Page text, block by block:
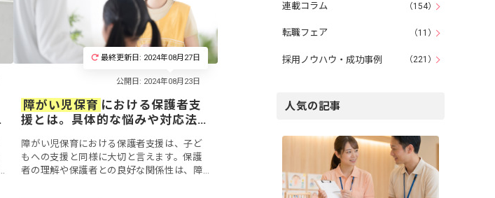
最終更新日: 2024年08月27日
障がい児保育 における保護者支
援とは。具体的な悩みや対応法
障がい児保育における保護者支援は、子ど
もへの支援と同様に大切と言えます。保護
者の理解や保護者との良好な関係性は、障
連載コラム （154）
転職フェア （11）
採用ノウハウ・成功事例 （221）
人気の記事